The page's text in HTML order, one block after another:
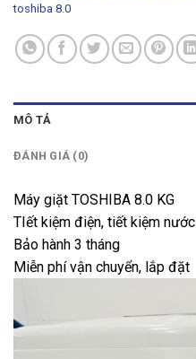
toshiba 8.0
MÔ TẢ
ĐÁNH GIÁ (0)
Máy giặt TOSHIBA 8.0 KG
TIết kiệm điện, tiết kiệm nước
Bảo hành 3 tháng
Miễn phí vận chuyển, lắp đặt